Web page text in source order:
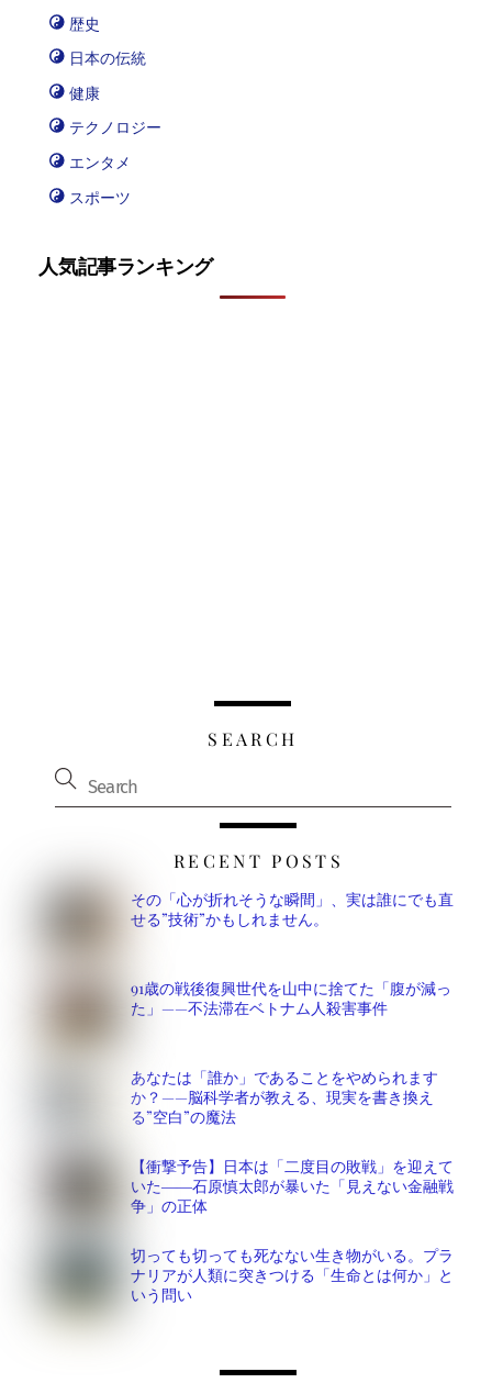
歴史
日本の伝統
健康
テクノロジー
エンタメ
スポーツ
人気記事ランキング
SEARCH
RECENT POSTS
その「心が折れそうな瞬間」、実は誰にでも直
せる”技術”かもしれません。
91歳の戦後復興世代を山中に捨てた「腹が減っ
た」——不法滞在ベトナム人殺害事件
あなたは「誰か」であることをやめられます
か？——脳科学者が教える、現実を書き換え
る”空白”の魔法
【衝撃予告】日本は「二度目の敗戦」を迎えて
いた――石原慎太郎が暴いた「見えない金融戦
争」の正体
切っても切っても死なない生き物がいる。プラ
ナリアが人類に突きつける「生命とは何か」と
いう問い